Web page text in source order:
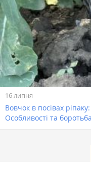
16 липня
Вовчок в посівах
Особливості та боротьба